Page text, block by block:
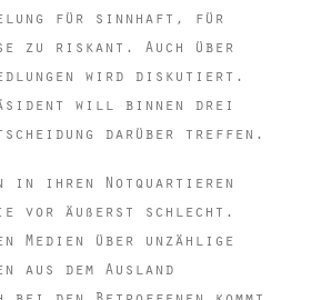
für sinnhaft, für
zu riskant. Auch über
wird diskutiert.
will binnen drei
darüber treffen.
in ihren Notquartieren
vor äußerst schlecht.
Medien über unzählige
aus dem Ausland